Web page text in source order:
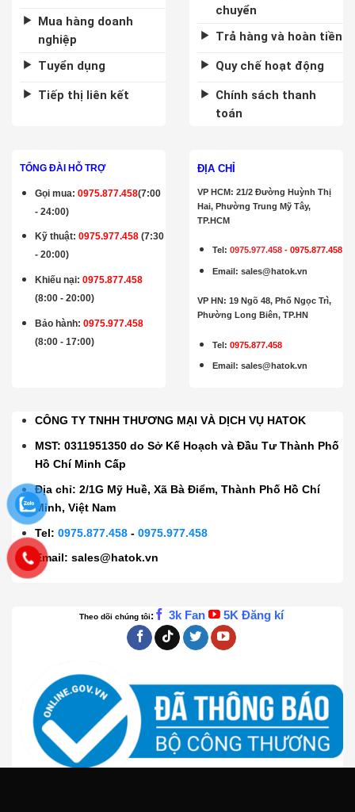
Mua hàng doanh
nghiệp
Tuyển dụng
Tiếp thị liên kết
chuyển
Trả hàng và hoàn tiền
Quy chế hoạt động
Chính sách thanh
toán
TỔNG ĐÀI HỖ TRỢ
Gọi mua:0975.877.458(7:00
- 24:00)
Kỹ thuật:0975.977.458 (7:30
- 20:00)
Khiếu nại: 0975.877.458
(8:00 - 20:00)
Bảo hành:0975.977.458
(8:00 - 17:00)
ĐỊA CHỈ
VP HCM: 21/2 Đường Huỳnh Thị
Hai, Phường Trung Mỹ Tây,
TP.HCM
Tel:0975.977.458 -0975.877.458
Email:sales@hatok.vn
VP HN: 19 Ngõ 48, Phố Ngọc Trì,
Phường Long Biên, TP.HN
Tel: 0975.877.458
Email :sales@hatok.vn
CÔNG TY TNHH THƯƠNG MẠI VÀ DỊCH VỤ HATOK
MST: 0311951350 do Sở Kế Hoạch và Đầu Tư Thành Phố
Hồ Chí Minh Cấp
Địa chỉ: 2/1G Mỹ Huề, Xã Bà Điểm, Thành Phố Hồ Chí
Minh, Việt Nam
Tel:0975.877.458 -0975.977.458
Email:sales@hatok.vn
Theo dõi chúng tôi: 3k Fan 5K Đăng kí